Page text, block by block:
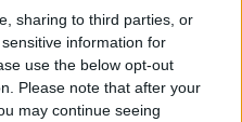
sharing to third parties, or
information for
use the below opt-out
Please note that after your
may continue seeing
στην Ερμακιά Κοζάνης
δεν βιάζονται να
πολύ η σχέση τους, όπως